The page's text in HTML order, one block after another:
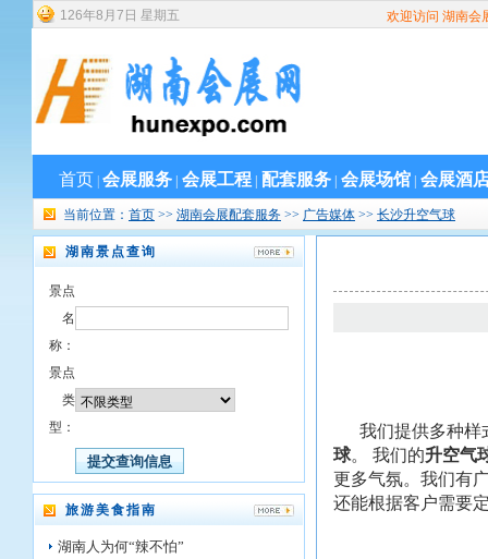
126年8 月 7 日 星期五 欢迎访问 湖南会
首页 会展服务 会展工程 配套服务 会展场馆 会展酒
当前位置： 首页 >> 湖南会展配套服务 >> 广告媒体 >> 长沙升空气球
湖南景点查询
景点
名
称：
景点
类
型：
旅游美食指南
湖南人为何“辣不怕”
我们提供多种样
球。 我们的升空气
更多气氛。我们有
还能根据客户需要